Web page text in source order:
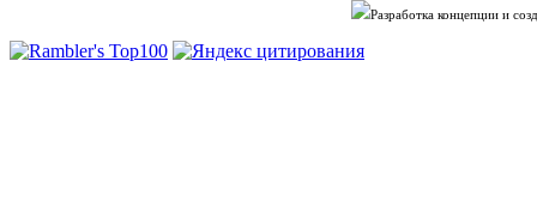
Разработка концепции и